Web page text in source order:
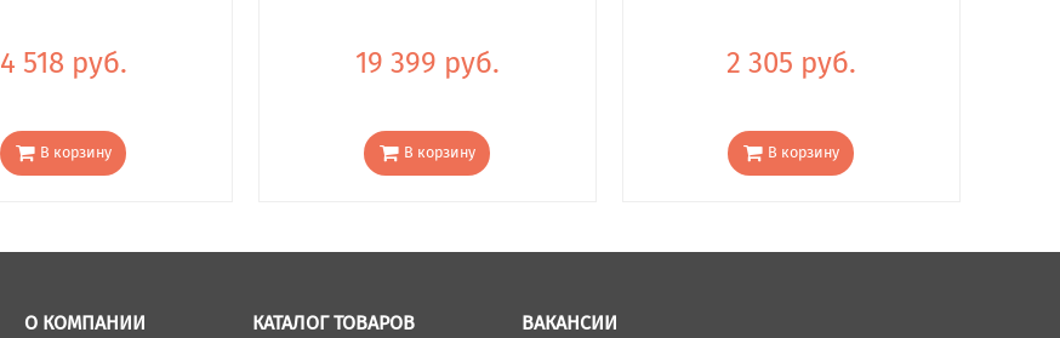
4 518 руб.
В корзину
19 399 руб.
В корзину
2 305 руб.
В корзину
О КОМПАНИИ КАТАЛОГ ТОВАРОВ ВАКАНСИИ